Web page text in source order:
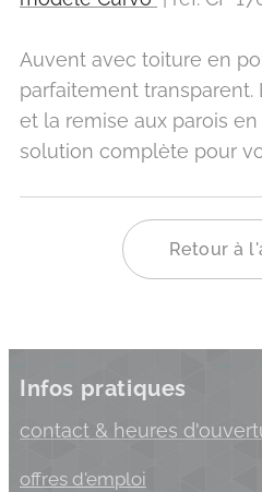
Auvent avec toiture en
parfaitement
et la remise aux parois
solution complète pour
Retour à
Infos pratiques
contact & heures
offres d'emploi